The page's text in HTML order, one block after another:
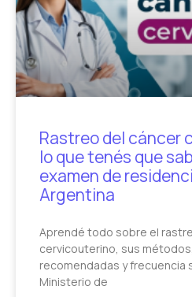
Rastreo del cáncer
lo que tenés que
examen de
Argentina
Aprendé todo sobre el
cervicouterino, sus
recomendadas y frecuencia
Ministerio de